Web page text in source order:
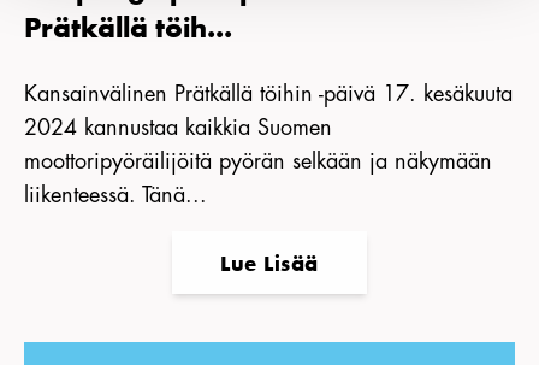
Prätkällä töih...
Kansainvälinen Prätkällä töihin -päivä 17. kesäkuuta
2024 kannustaa kaikkia Suomen
moottoripyöräilijöitä pyörän selkään ja näkymään
liikenteessä. Tänä...
Lue Lisää